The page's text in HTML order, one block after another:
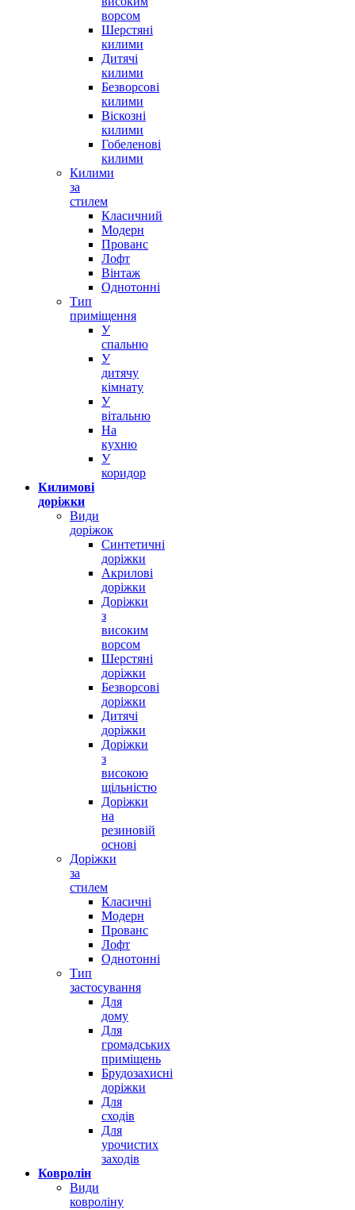
ворсом
Шерстяні
килими
Дитячі
килими
Безворсові
килими
Віскозні
килими
Гобеленові
килими
Килими
за
стилем
Класичний
Модерн
Прованс
Лофт
Вінтаж
Однотонні
Тип
приміщення
У
спальню
У
дитячу
кімнату
У
вітальню
На
кухню
У
коридор
Килимові
доріжки
Види
доріжок
Синтетичні
доріжки
Акрилові
доріжки
Доріжки
з
високим
ворсом
Шерстяні
доріжки
Безворсові
доріжки
Дитячі
доріжки
Доріжки
з
високою
щільністю
Доріжки
на
резиновій
основі
Доріжки
за
стилем
Класичні
Модерн
Прованс
Лофт
Однотонні
Тип
застосування
Для
дому
Для
громадських
приміщень
Брудозахисні
доріжки
Для
сходів
Для
урочистих
заходів
Ковролін
Види
ковроліну